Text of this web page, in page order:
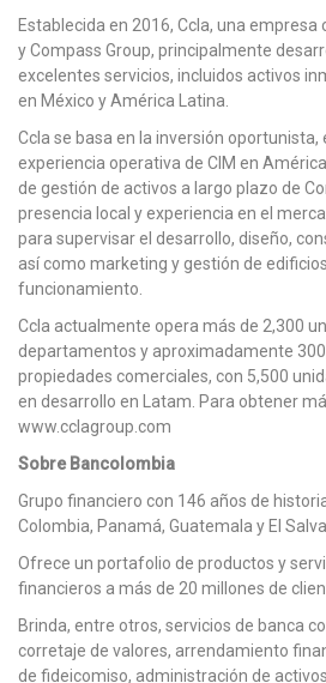
Establecida en 2016, Ccla, una empresa
y Compass Group, principalmente
excelentes servicios, incluidos activos
en México y América Latina.
Ccla se basa en la inversión oportunista,
experiencia operativa de CIM en
de gestión de activos a largo plazo de
presencia local y experiencia en el
para supervisar el desarrollo, diseño,
así como marketing y gestión de
funcionamiento.
Ccla actualmente opera más de 2,300
departamentos y aproximadamente
propiedades comerciales, con 5,500
en desarrollo en Latam. Para obtener
www.cclagroup.com
Sobre Bancolombia
Grupo financiero con 146 años de
Colombia, Panamá, Guatemala y El
Ofrece un portafolio de productos y
financieros a más de 20 millones de
Brinda, entre otros, servicios de banca
corretaje de valores, arrendamiento
de fideicomiso, administración de